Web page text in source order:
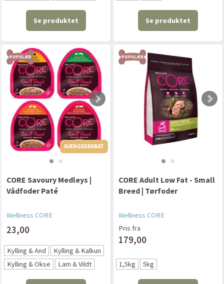
Se produktet Se produktet
POPULÆR
MÆNGDERABAT
CORE Savoury Medleys |
Vådfoder Paté
Wellness CORE
23,00
Kylling & And
Kylling & Kalkun
Kylling & Okse
Lam & Vildt
POPULÆR
CORE Adult Low Fat - Small
Breed | Tørfoder
Wellness CORE
Pris fra
179,00
1,5kg 5kg